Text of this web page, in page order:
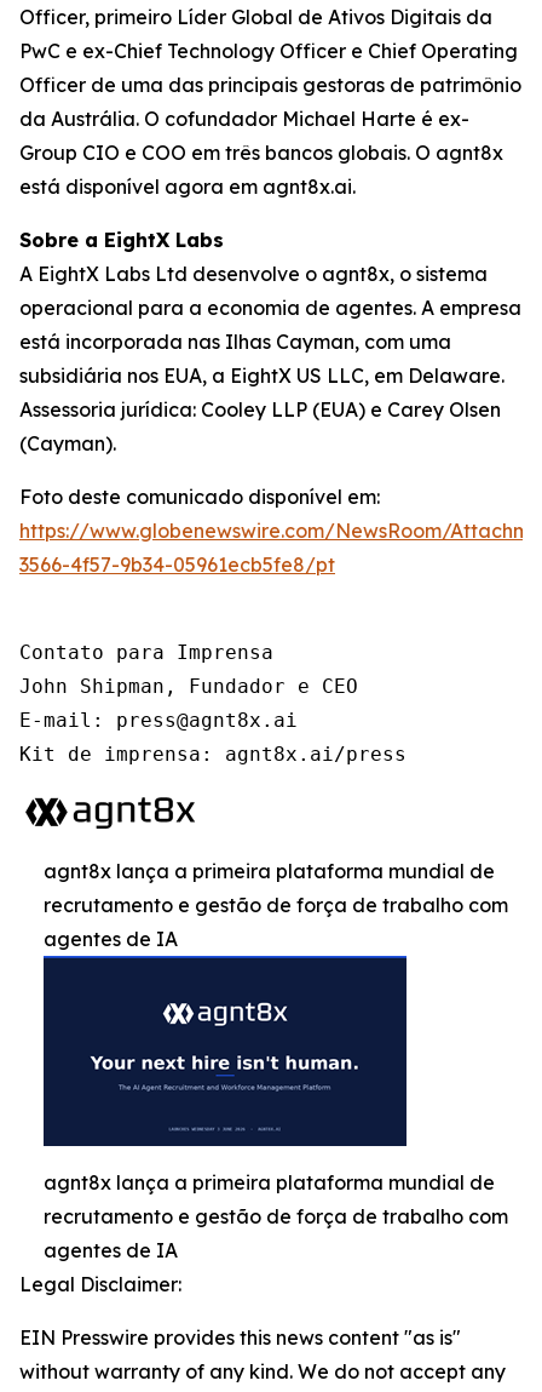
Officer, primeiro Líder Global de Ativos Digitais da
PwC e ex-Chief Technology Officer e Chief Operating
Officer de uma das principais gestoras de patrimônio
da Austrália. O cofundador Michael Harte é ex-
Group CIO e COO em três bancos globais. O agnt8x
está disponível agora em agnt8x.ai.
Sobre a EightX Labs
A EightX Labs Ltd desenvolve o agnt8x, o sistema
operacional para a economia de agentes. A empresa
está incorporada nas Ilhas Cayman, com uma
subsidiária nos EUA, a EightX US LLC, em Delaware.
Assessoria jurídica: Cooley LLP (EUA) e Carey Olsen
(Cayman).
Foto deste comunicado disponível em:
https://www.globenewswire.com/NewsRoom/
3566-4f57-9b34-05961ecb5fe8/pt
Contato para Imprensa
John Shipman, Fundador e CEO
E-mail: press@agnt8x.ai
Kit de imprensa: agnt8x.ai/press
agnt8x lança a primeira plataforma mundial de
recrutamento e gestão de força de trabalho com
agentes de IA
agnt8x lança a primeira plataforma mundial de
recrutamento e gestão de força de trabalho com
agentes de IA
Legal Disclaimer:
EIN Presswire provides this news content "as is"
without warranty of any kind. We do not accept any